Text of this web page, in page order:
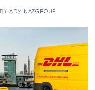
BYADMINAZGROUP